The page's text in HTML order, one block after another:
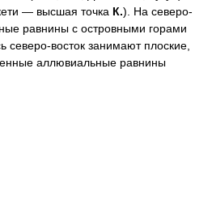
— высшая точка К.). На северо-
равнины с островными горами
восток занимают плоские,
аллювиальные равнины